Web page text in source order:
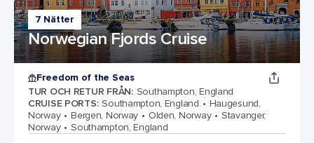
7 Nätter
Norwegian Fjords Cruise
Freedom of the Seas
TUR OCH RETUR FRÅN: Southampton, England
CRUISE PORTS: Southampton, England
Haugesund,
Norway
Bergen, Norway Olden, Norway
Stavanger,
Norway
Southampton, England